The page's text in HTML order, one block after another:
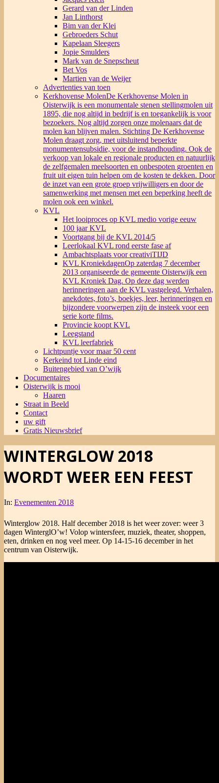
Gerard van der Linden
Jan Linthorst
Bim van der Klei
Gebroeders Schut
Kapelaan Sleegers
Jopie Smulders
Mark van de Snepscheut
Bet Vos
Martien van de Weijer
Advertenties van toen
Kerkhovense MolenDe Kerkhovense Molen in
Oisterwijk is een monumentale stenen stellingmolen uit
1895, die nog altijd in bedrijf is en toegankelijk is voor
bezoekers. Nog altijd zorgen onze molenaars dat de
molen kan blijven malen. Stichting De Kerkhovense
Molen draagt zorg, met uitsluitend beperkte
monumentensubsidie, voor de instandhouding. Ook de
verkoop van lokale en regionale producten en natuurlijk
de zelfgemalen meelsoorten en onbespoten groenten en
fruit uit eigen tuin helpen om de kosten te dekken. Door
de inzet van een grote groep vrijwilligers en door de
samenwerking met mensen met een beperking heeft de
molen ook een winkel.
KVL
Het looiproces op KVL medio vorige eeuw
100 jaar KVL
Voortgang bij de KVL 2014/5
Leerlokaal KVL rond eerste fase af
Ambachtsplaats voor creativiTIJD
KVL KroniekdagenOp zaterdag 7 december
2013 organiseerde de gemeente Oisterwijk een
KVL Kroniek Dag. Op deze dag werden
herinneringen aan de KVL vastgelegd. Verhalen,
anekdotes, foto’s, boekjes, leer, herinneringen en
bijzondere voorwerpen zijn de insteek voor een
serie korte films.
Provincie koopt KVL
Leegstand
KVL leerfabriek
Lichtpuntje voor maar 50 cent
Kerkeind tot Linde eind
Buitengebied van O’wijk
Documentaires
Oisterwijk is mooi
Haaren
Straat in Beeld
Contact
uw gift
Gratis Nieuwsbrief
WINTERGLOW 2018
WORDT WEER EEN FEEST
In: Evenementen 2018
Winterglow 2018. Half december 2018 is het weer zover: weer 3
dagen WinterglO’w! Volop wintersfeer, muziek, theater, shoppen,
eten, drinken en nog veel meer. Op 14-15-16 december in het
centrum van Oisterwijk.